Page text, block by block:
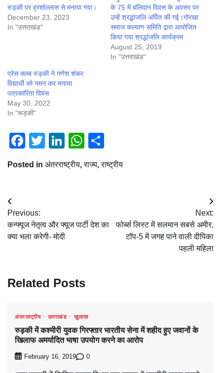
रुड़की पर ह्रशोल्लास से मनाया गया।
December 23, 2023
In "उत्तराखंड"
के 75 में बलिदान दिवस के अवसर पर
उन्हें श्रद्धांजलि अर्पित की गई।गोरखा
समाज कल्याण समिति द्वारा आयोजित
किया गया श्रद्धांजलि कार्यक्रम
August 25, 2019
In "उत्तराखंड"
प्रेस क्लब रुड़की ने गणेश शंकर
विद्यार्थी को नमन कर मनाया
पत्रकारिता दिवस
May 30, 2022
In "रूड़की"
Facebook
TwitterLinkedIn
WhatsApp
Posted in अंतरराष्ट्रीय,राज्य,राष्ट्रीय
Post
navigation
Previous:
कन्फ्यूज नेतृत्व और फ्यूज पार्टी देश का
क्‍या भला करेगी- मोदी
Next:
फोर्ब्स लिस्ट में सलमान सबसे अमीर,
टॉप-5 में जगह पाने वाली दीपिका
पहली महिला
Related Posts
अंतरराष्ट्रीय उत्तराखंड खुलासा
रुड़की में कश्मीरी युवक गिरफ्तार भारतीय सेना में शहीद हुए जवानों के
खिलाफ अमर्यादित भाषा उपयोग करने का आरोप
February 16, 2019 0